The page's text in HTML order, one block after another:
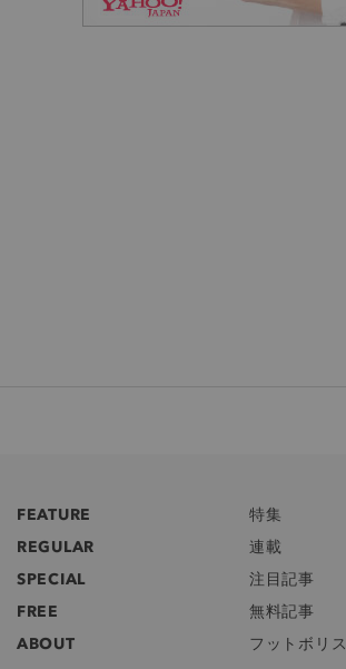
FEATURE
特集
REGULAR
連載
SPECIAL
注目記事
FREE
無料記事
ABOUT
フットボリ